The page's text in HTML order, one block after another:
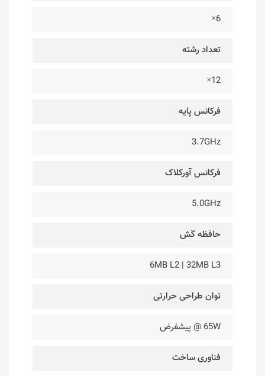
6×
تعداد رشته
12×
فرکانس پایه
3.7GHz
فرکانس آورکلاک
5.0GHz
حافظه کَش
6MB L2 | 32MB L3
توان طراحی حرارتی
65W @ پیشفرض
فناوری ساخت